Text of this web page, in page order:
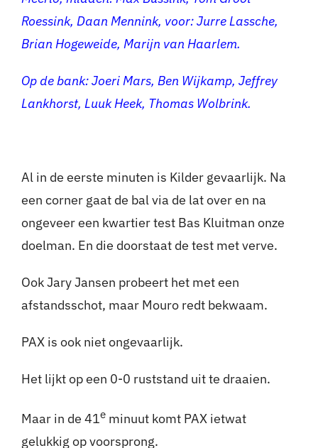
Roessink, Daan Mennink, voor: Jurre Lassche,
Brian Hogeweide, Marijn van Haarlem.
Op de bank: Joeri Mars, Ben Wijkamp, Jeffrey
Lankhorst, Luuk Heek, Thomas Wolbrink.
Al in de eerste minuten is Kilder gevaarlijk. Na
een corner gaat de bal via de lat over en na
ongeveer een kwartier test Bas Kluitman onze
doelman. En die doorstaat de test met verve.
Ook Jary Jansen probeert het met een
afstandsschot, maar Mouro redt bekwaam.
PAX is ook niet ongevaarlijk.
Het lijkt op een 0-0 ruststand uit te draaien.
Maar in de 41eminuut komt PAX ietwat
gelukkig op voorsprong.